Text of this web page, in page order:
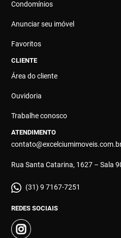
Condomínios
Anunciar seu imóvel
Favoritos
CLIENTE
Área do cliente
Ouvidoria
Trabalhe conosco
ATENDIMENTO
Rua Santa Catarina, 1627 – Sala
(31) 9 7167-7251
REDES SOCIAIS